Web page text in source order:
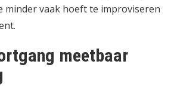
minder vaak hoeft te improviseren
meetbaar